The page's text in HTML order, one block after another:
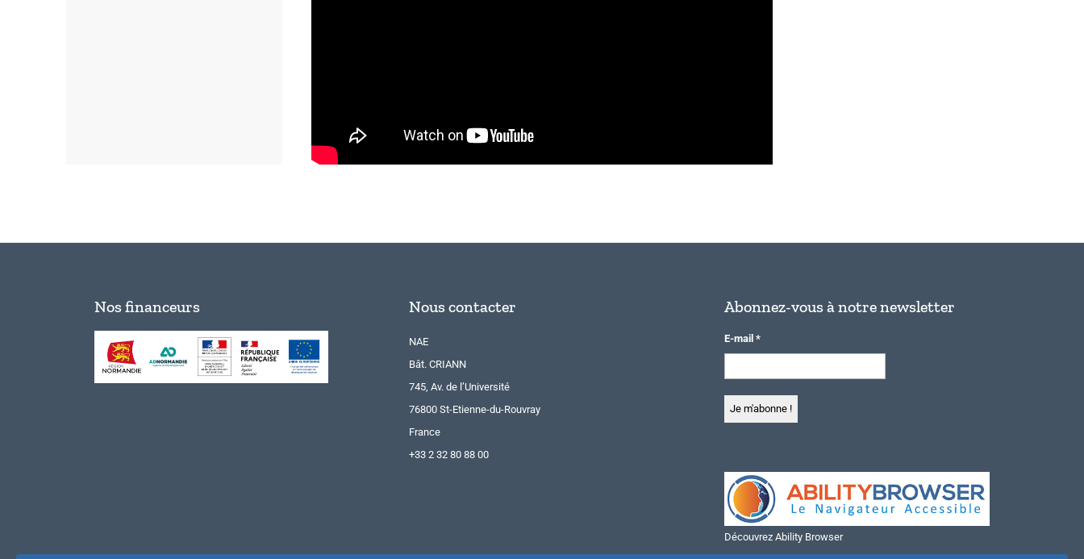
Nos financeurs Nous contacter
NAE
Bât. CRIANN
745, Av. de l’Université
76800 St-Etienne-du-Rouvray
France
+33 2 32 80 88 00
Abonnez-vous à notre newsletter
E-mail *
Découvrez Ability Browser